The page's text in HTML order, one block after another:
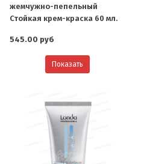
жемчужно-пепельный
Стойкая крем-краска 60 мл.
545.00 руб
Показать